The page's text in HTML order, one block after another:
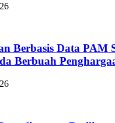
Berbasis Data PAM
Berbuah